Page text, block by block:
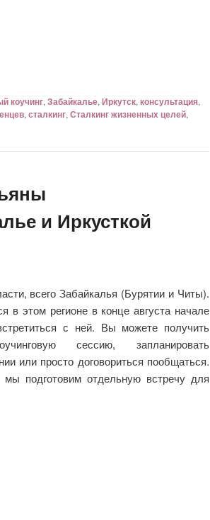
коучинг, Забайкалье, Иркутск, консультация,
, сталкинг, Сталкинг жизненных целей,
и Иркусткой
всего Забайкалья (Бурятии и Читы).
в этом регионе в конце августа начале
с ней. Вы можете получить
сессию, запланировать
или просто договориться пообщаться.
подготовим отдельную встречу для